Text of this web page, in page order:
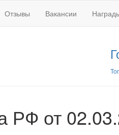
Отзывы Вакансии
РФ от